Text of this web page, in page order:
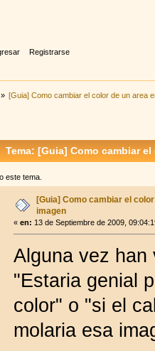
Registrarse
» [Guia] Como cambiar el color de un area
Tema: [Guia] Como cambiar
este tema.
[Guia] Como cambiar el
imagen
«en: 13 de Septiembre de 2009,
Alguna vez han
"Estaria genial
color" o "si el
molaria esa